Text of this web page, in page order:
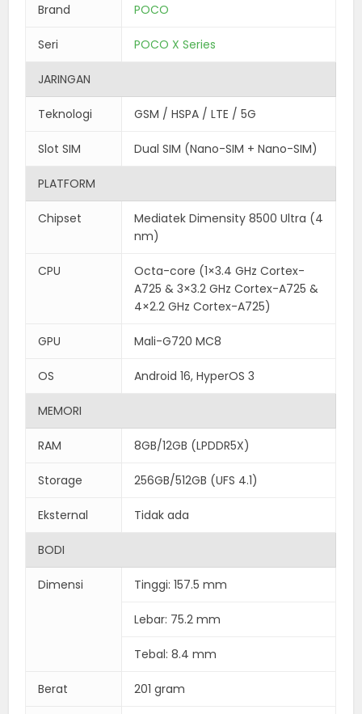
Brand POCO
Seri POCO X Series
JARINGAN
Teknologi GSM / HSPA / LTE / 5G
Slot SIM Dual SIM (Nano-SIM + Nano-SIM)
PLATFORM
Chipset
Mediatek Dimensity 8500 Ultra (4
nm)
CPU
Octa-core (1×3.4 GHz Cortex-
A725 & 3×3.2 GHz Cortex-A725 &
4×2.2 GHz Cortex-A725)
GPU Mali-G720 MC8
OS Android 16, HyperOS 3
MEMORI
RAM 8GB/12GB (LPDDR5X)
Storage 256GB/512GB (UFS 4.1)
Eksternal Tidak ada
BODI
Dimensi Tinggi: 157.5 mm
Lebar: 75.2 mm
Tebal: 8.4 mm
Berat 201 gram